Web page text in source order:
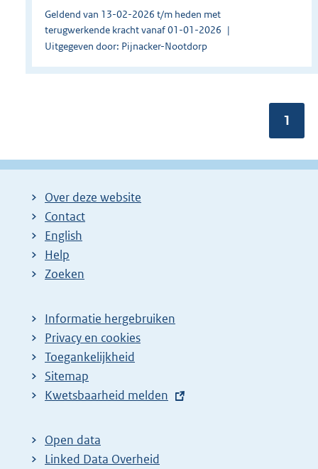
Geldend van 13-02-2026 t/m heden met
terugwerkende kracht vanaf 01-01-2026
Uitgegeven door: Pijnacker-Nootdorp
1
Over deze website
Contact
English
Help
Zoeken
Informatie hergebruiken
Privacy en cookies
Toegankelijkheid
Sitemap
E
t
e
Kwetsbaarheid melden
Open data
Linked Data Overheid